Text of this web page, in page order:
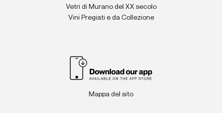
Vetri di Murano del XX secolo
Vini Pregiati e da Collezione
Mappa del sito